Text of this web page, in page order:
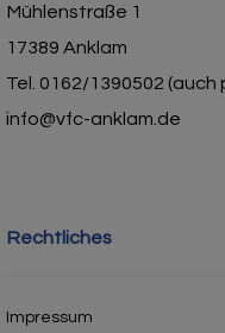
Mühlenstraße 1
17389 Anklam
Tel. 0162/1390502
info@vfc-anklam.de
Rechtliches
Impressum